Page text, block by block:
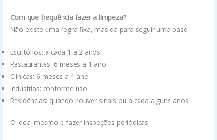
Com que frequência fazer a limpeza?
Não existe uma regra fixa, mas dá para seguir uma base:
Escritórios: a cada 1 a 2 anos
Restaurantes: 6 meses a 1 ano
Clínicas: 6 meses a 1 ano
Indústrias: conforme uso
Residências: quando houver sinais ou a cada alguns anos
O ideal mesmo é fazer inspeções periódicas.